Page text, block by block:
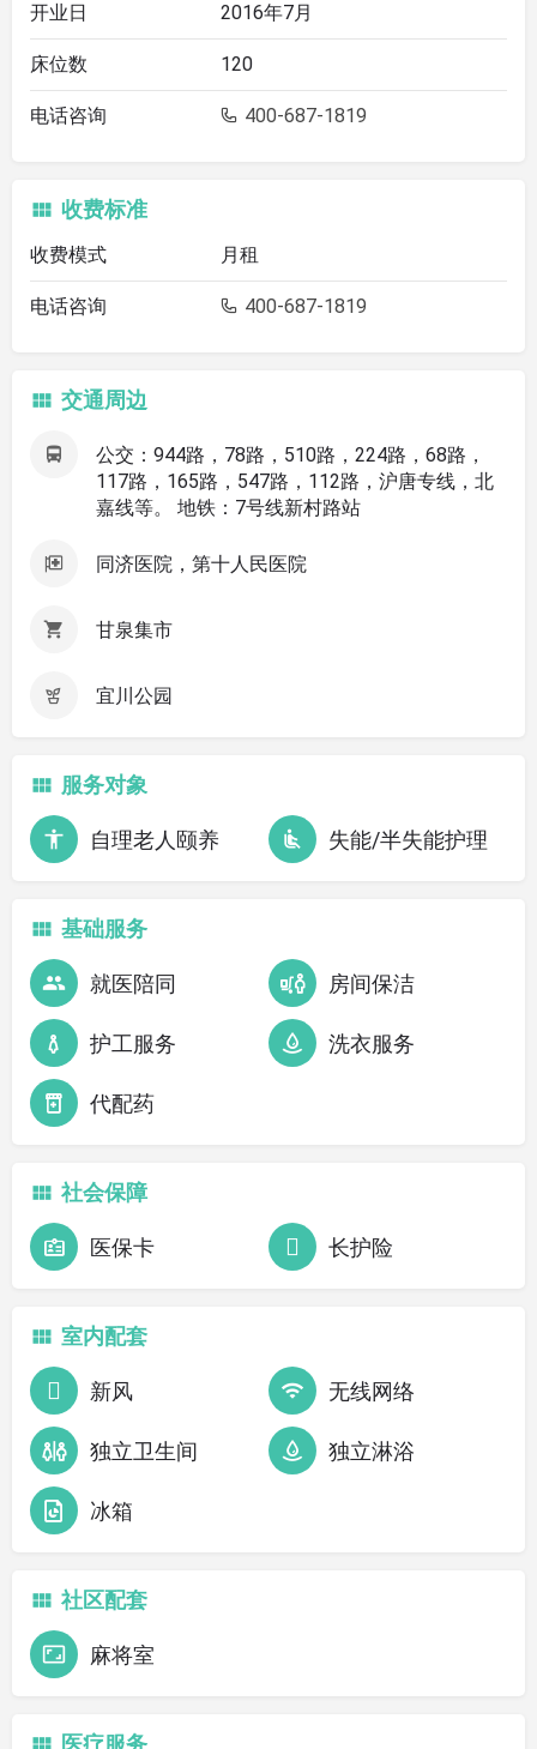
开业日 2016年7月
床位数 120
电话咨询 400-687-1819
收费标准
收费模式 月租
电话咨询 400-687-1819
交通周边
公交：944路，78路，510路，224路，68路，
117路，165路，547路，112路，沪唐专线，北
嘉线等。 地铁：7号线新村路站
同济医院，第十人民医院
甘泉集市
宜川公园
服务对象
自理老人颐养 失能/半失能护理
基础服务
就医陪同 房间保洁
护工服务 洗衣服务
代配药
社会保障
医保卡 长护险
室内配套
新风 无线网络
独立卫生间 独立淋浴
冰箱
社区配套
麻将室